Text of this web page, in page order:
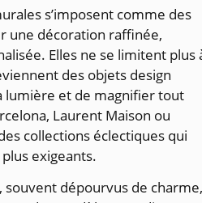
s’imposent comme des
une décoration raffinée,
Elles ne se limitent plus
des objets design
lumière et de magnifier tout
Laurent Maison ou
collections éclectiques qui
exigeants.
souvent dépourvus de charme,